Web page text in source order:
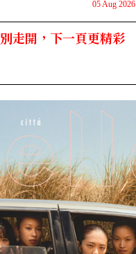
05 Aug 2026
別走開，下一頁更精彩